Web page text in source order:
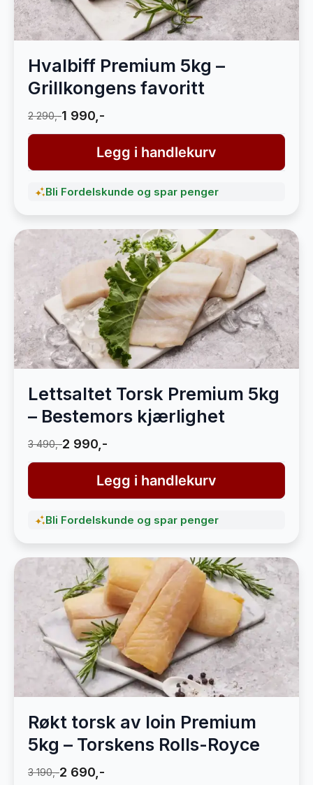
Hvalbiff Premium 5kg –
Grillkongens favoritt
2 290,-1 990,-
Legg i handlekurv
Bli Fordelskunde og spar penger
Lettsaltet Torsk Premium 5kg
– Bestemors kjærlighet
3 490,-2 990,-
Legg i handlekurv
Bli Fordelskunde og spar penger
Røkt torsk av loin Premium
5kg – Torskens Rolls-Royce
3 190,-2 690,-